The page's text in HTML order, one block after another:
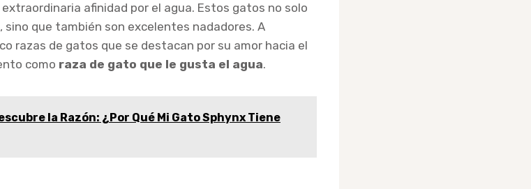
afinidad por el agua. Estos gatos no solo
que también son excelentes nadadores. A
razas de gatos que se destacan por su amor hacia el
como raza de gato que le gusta el agua.
la Razón: ¿Por Qué Mi Gato Sphynx Tiene